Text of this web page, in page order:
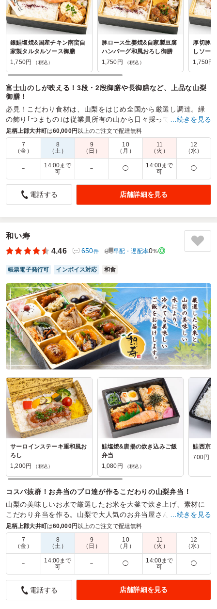
銀鮭塩焼&国産チキン南蛮自
家製タルタルソース御膳
1,750円
（税込）
豚ロース生姜焼&自家製豆腐
ハンバーグ和風おろし御膳
1,750円
（税込）
厚切豚
しソー
ッケ御膳
1,750円
富士山のしが映える！3段・2段御膳や長御膳など、上品な山梨
御膳！
必見！こだわり食材は、山梨をはじめ全国から厳選し調達。緑
の飾り｢つまもの｣は従業員所有の山から日々採ってきます！
商品数： 30 締切日時： 2日前23:45 価格帯： 1,750円～4,320円
配達時間：
9:00～17:00
喜んでもらえました。
4.0 株式会社エムズワークス
遠方よりお越しいただいたお客様に喜んでいただいたので。
た。ちょうどよかったのですが、
ご利用シーン：
会議
参加者の年齢：40代～50代男女比：男性多め
神奈川県海老名市上郷
2026/02/25
やまなし富士の口コミをもっと見る
…続きを見る
足柄上郡大井町は60,000円以上のご注文で配達無料
7
（金）
8
（土）
9
（日）
10
（月）
11
（火）
12
（水）
－
14:00まで
可
－ ◯
14:00まで
可
◯
電話する 店舗詳細を見る
和い寿
4.46
650件 早配・遅配率0%
帳票電子発行可 インボイス対応 和食
サーロインステーキ重和風お
ろし
1,200円
（税込）
鮭塩焼&唐揚の炊き込みご飯
弁当
1,080円
（税込）
鮭西京
700円
コスパ抜群！お弁当のプロ達が作るこだわりの山梨弁当！
山梨の美味しいお水で厳選したお米を大釜で炊き上げ、素材に
こだわり弁当を作る。山梨で大人気のお弁当屋さんです。様々
な農家から食材を調達し、多種多様なお弁当を用意しました。
商品数： 締切日時： 2日前23:45 価格帯：
700円～2,700円
配達時間：
9:00～17:00
おかずたっぷりで大満足でした。
4.0 いすゞ自動車首都圏（株）1S+5S推進部
…続きを見る
足柄上郡大井町は60,000円 以上のご注文で配達無料
7
（金）
8
（土）
9
（日）
10
（月）
11
（火）
12
（水）
－
14:00まで
可
－ ◯
14:00まで
可
◯
電話する 店舗詳細を見る